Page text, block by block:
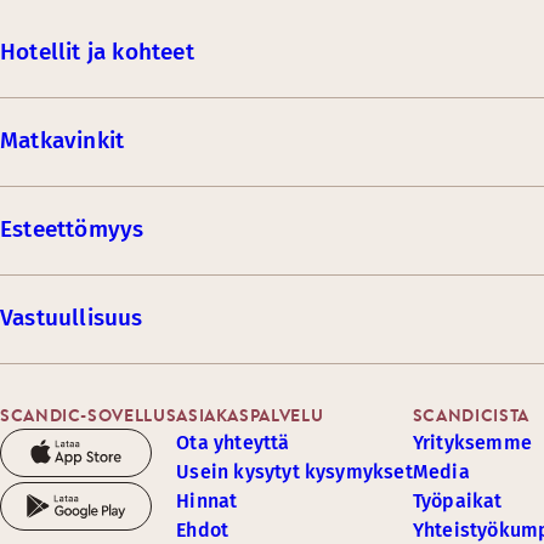
Hotellit ja kohteet
Matkavinkit
Esteettömyys
Vastuullisuus
SCANDIC-SOVELLUSASIAKASPALVELU
Ota yhteyttä
Usein kysytyt kysymykset
Hinnat
Ehdot
SCANDICISTA
Yrityksemme
Media
Työpaikat